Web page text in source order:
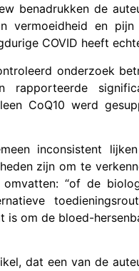
benadrukken de
vermoeidheid en
COVID heeft
onderzoek
rapporteerde
CoQ10 werd
inconsistent
zijn om te
“of de
is om de bloed-
dat een van de